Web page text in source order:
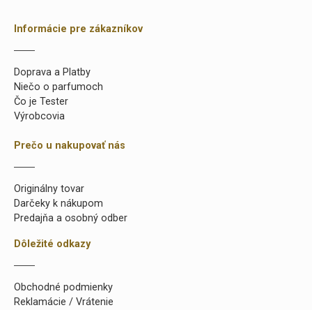
Informácie pre zákazníkov
Doprava a Platby
Niečo o parfumoch
Čo je Tester
Výrobcovia
Prečo u nakupovať nás
Originálny tovar
Darčeky k nákupom
Predajňa a osobný odber
Dôležité odkazy
Obchodné podmienky
Reklamácie / Vrátenie